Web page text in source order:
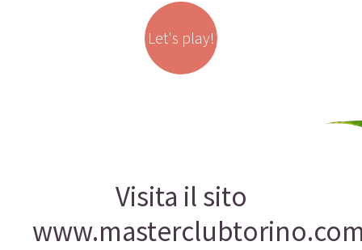
Let's play!
Visita il sito